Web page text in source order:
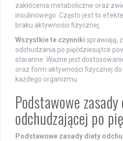
zakłócenia metaboliczne oraz
insulinowego. Często jest to
braku aktywności fizycznej.
Wszystkie te czynniki sprawiają,
odchudzania po pięćdziesiątce
staranne. Ważne jest
oraz form aktywności fizycznej
każdego organizmu.
Podstawowe
odchudzającej po
Podstawowe zasady diety